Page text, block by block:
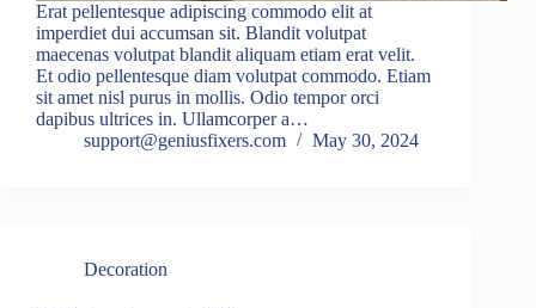
Erat pellentesque adipiscing commodo elit at
imperdiet dui accumsan sit. Blandit volutpat
maecenas volutpat blandit aliquam etiam erat velit.
Et odio pellentesque diam volutpat commodo. Etiam
sit amet nisl purus in mollis. Odio tempor orci
dapibus ultrices in. Ullamcorper a…
support@geniusfixers.com
May 30, 2024
Decoration